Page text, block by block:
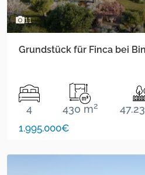
11
Grundstück für Finca bei
4 430 m2
1.995.000€